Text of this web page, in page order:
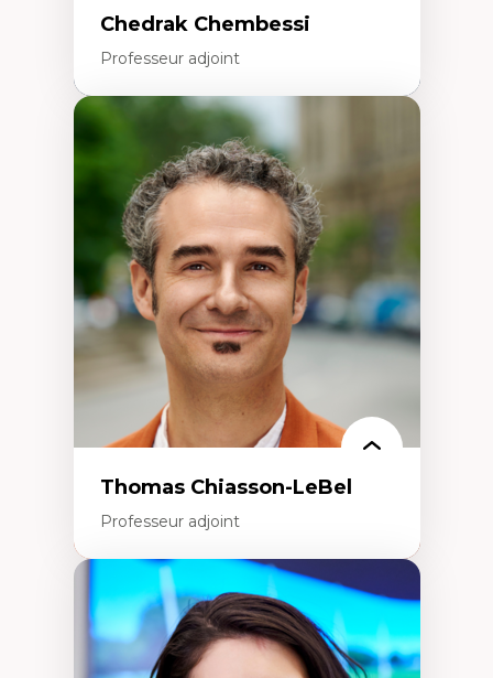
Chedrak Chembessi
Professeur adjoint
Économie circulaire
Modèles d’affaires durables
Histoire des faits économiques
Gestion durable des ressources naturelles
Écologie industrielle
Aménagement durable du territoire
Développement régional
Coopératives
Télétravail en milieu rural francophone
Transition socio-écologique
Thomas Chiasson-LeBel
Professeur adjoint
Expertises
Théories du développement
Économie politique comparée
Élites économiques